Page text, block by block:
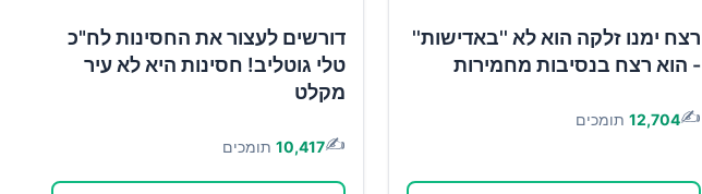
רצח ימנו זלקה הוא לא ''באדישות''
- הוא רצח בנסיבות מחמירות
✍️
12,704 תומכים
דורשים לעצור את החסינות לח"כ
טלי גוטליב! חסינות היא לא עיר
מקלט
✍️
10,417 תומכים